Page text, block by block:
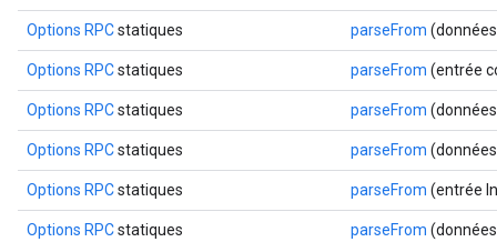
Options RPCstatiques parseFrom
Options RPCstatiques parseFrom (entrée
Options RPCstatiques parseFrom
Options RPCstatiques parseFrom
Options RPCstatiques parseFrom (entrée
Options RPCstatiques parseFrom